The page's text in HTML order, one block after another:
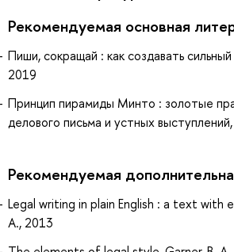
Рекомендуемая основная
Пиши, сокращай : как создавать
2019
Принцип пирамиды Минто : золотые
делового письма и устных
Рекомендуемая
Legal writing in plain English : a text with
A., 2013